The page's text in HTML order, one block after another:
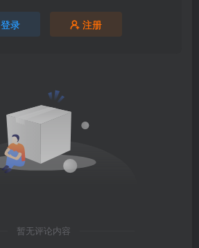
登录 注册
暂无评论内容